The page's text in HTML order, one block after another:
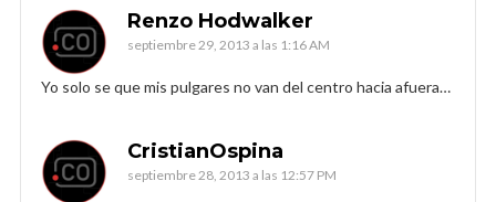
Renzo Hodwalker
septiembre 29, 2013 a las 1:16 AM
Yo solo se que mis pulgares no van del centro hacia afuera…
CristianOspina
septiembre 28, 2013 a las 12:57 PM